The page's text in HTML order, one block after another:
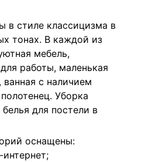
в стиле классицизма в
тонах. В каждой из
мебель,
работы, маленькая
ванная с наличием
Уборка
для постели в
оснащены: